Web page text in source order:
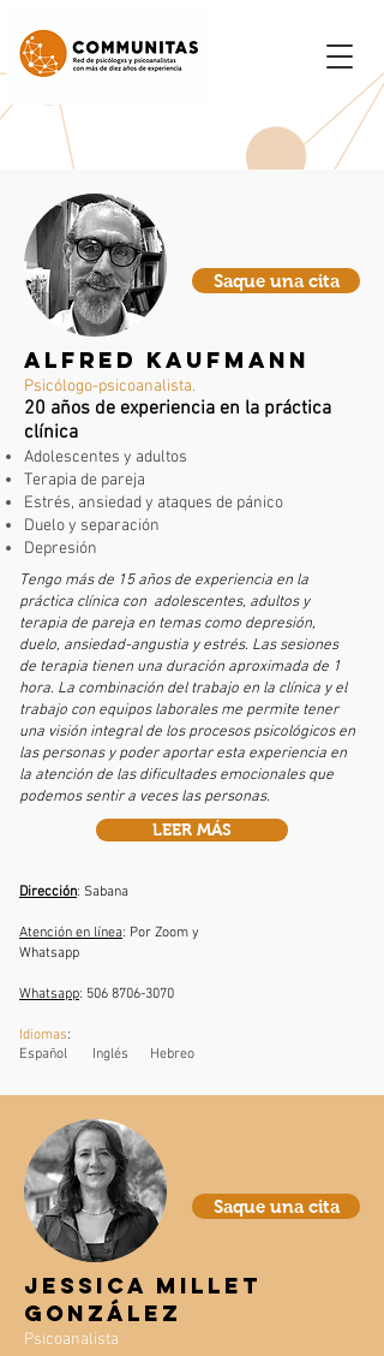
Saque una cita
ALFRED KAUFMANN
Psicólogo-psicoanalista.
20 años de experiencia en la práctica
clínica
Adolescentes y adultos
Terapia de pareja
Estrés, ansiedad y ataques de pánico
Duelo y separación
Depresión
Tengo más de 15 años de experiencia en la
práctica clínica con adolescentes, adultos y
terapia de pareja en temas como depresión,
duelo, ansiedad-angustia y estrés. Las sesiones
de terapia tienen una duración aproximada de 1
hora. La combinación del trabajo en la clínica y el
trabajo con equipos laborales me permite tener
una visión integral de los procesos psicológicos en
las personas y poder aportar esta experiencia en
la atención de las dificultades emocionales que
podemos sentir a veces las personas.
LEER MÁS
Dirección: Sabana
Atención en línea: Por Zoom y
Whatsapp
Whatsapp: 506 8706-3070
Idiomas:
Español Inglés Hebreo
Saque una cita
Jessica Millet
González
Psicoanalista